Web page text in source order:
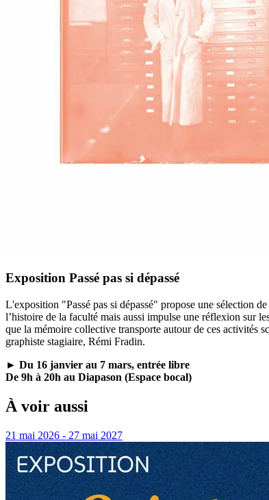
Exposition Passé pas si dépassé
L'exposition "Passé pas si dépassé" propose une sélection
l’histoire de la faculté mais aussi impulse une réflexion sur
que la mémoire collective transporte autour de ces activités
graphiste stagiaire, Rémi Fradin.
► Du 16 janvier au 7 mars, entrée libre
De 9h à 20h au Diapason (Espace bocal)
À voir aussi
21 mai 2026 - 27 mai 2027